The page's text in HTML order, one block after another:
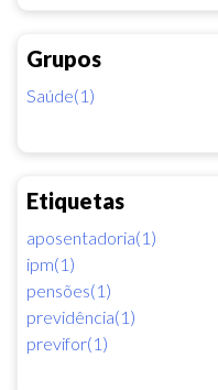
Grupos
Saúde(1)
Etiquetas
aposentadoria(1)
ipm(1)
pensões(1)
previdência(1)
previfor(1)